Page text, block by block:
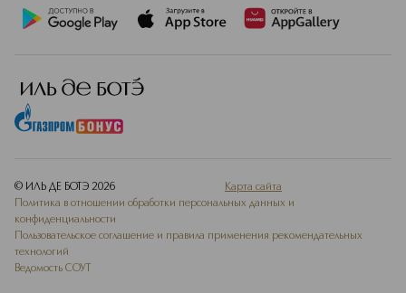
© ИЛЬ ДЕ БОТЭ 2026
Карта сайта
Политика в отношении обработки персональных данных и
конфиденциальности
Пользовательское соглашение и правила применения рекомендательных
технологий
Ведомость СОУТ